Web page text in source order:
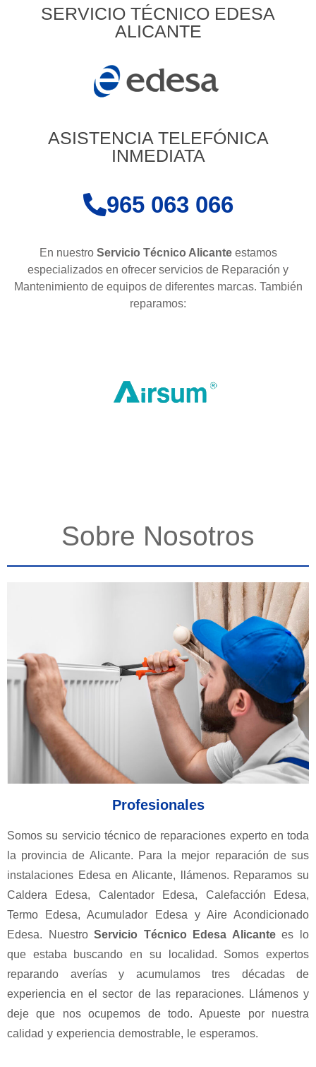
SERVICIO TÉCNICO EDESA
ALICANTE
ASISTENCIA TELEFÓNICA
INMEDIATA
965 063 066
En nuestro Servicio Técnico Alicante estamos
especializados en ofrecer servicios de Reparación y
Mantenimiento de equipos de diferentes marcas. También
reparamos:
Sobre Nosotros
Profesionales
Somos su servicio técnico de reparaciones experto en toda
la provincia de Alicante. Para la mejor reparación de sus
instalaciones Edesa en Alicante, llámenos. Reparamos su
Caldera Edesa, Calentador Edesa, Calefacción Edesa,
Termo Edesa, Acumulador Edesa y Aire Acondicionado
Edesa. NuestroServicio Técnico Edesa Alicantees lo
que estaba buscando en su localidad. Somos expertos
reparando averías y acumulamos tres décadas de
experiencia en el sector de las reparaciones. Llámenos y
deje que nos ocupemos de todo. Apueste por nuestra
calidad y experiencia demostrable, le esperamos.